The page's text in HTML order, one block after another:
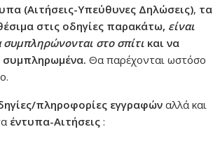
(Αιτήσεις-Υπεύθυνες Δηλώσεις), τα
στις οδηγίες παρακάτω, είναι
συμπληρώνονται στο σπίτι και να
συμπληρωμένα. Θα παρέχονται ωστόσο
πληροφορίες εγγραφών αλλά και
έντυπα-Αιτήσεις :